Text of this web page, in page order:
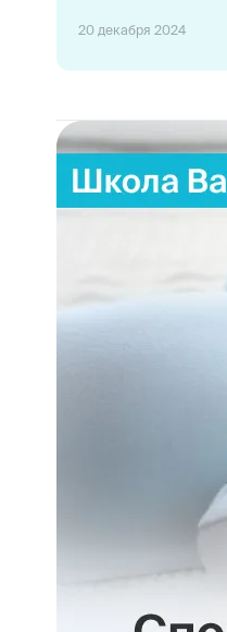
20 декабря 2024